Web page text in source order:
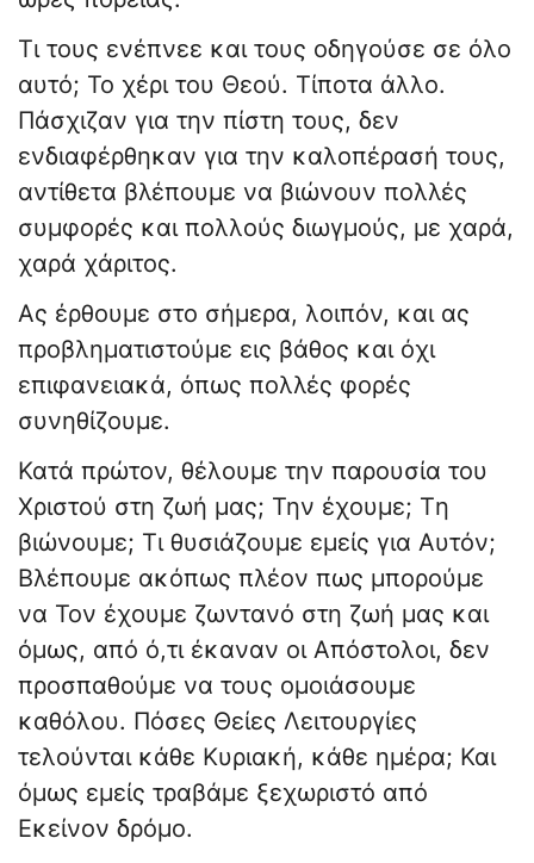
Τι τους ενέπνεε και τους οδηγούσε σε όλο
αυτό; Το χέρι του Θεού. Τίποτα άλλο.
Πάσχιζαν για την πίστη τους, δεν
ενδιαφέρθηκαν για την καλοπέρασή τους,
αντίθετα βλέπουμε να βιώνουν πολλές
συμφορές και πολλούς διωγμούς, με χαρά,
χαρά χάριτος.
Ας έρθουμε στο σήμερα, λοιπόν, και ας
προβληματιστούμε εις βάθος και όχι
επιφανειακά, όπως πολλές φορές
συνηθίζουμε.
Κατά πρώτον, θέλουμε την παρουσία του
Χριστού στη ζωή μας; Την έχουμε; Tη
βιώνουμε; Tι θυσιάζουμε εμείς για Αυτόν;
Βλέπουμε ακόπως πλέον πως μπορούμε
να Τον έχουμε ζωντανό στη ζωή μας και
όμως, από ό,τι έκαναν οι Απόστολοι, δεν
προσπαθούμε να τους ομοιάσουμε
καθόλου. Πόσες Θείες Λειτουργίες
τελούνται κάθε Κυριακή, κάθε ημέρα; Και
όμως εμείς τραβάμε ξεχωριστό από
Εκείνον δρόμο.